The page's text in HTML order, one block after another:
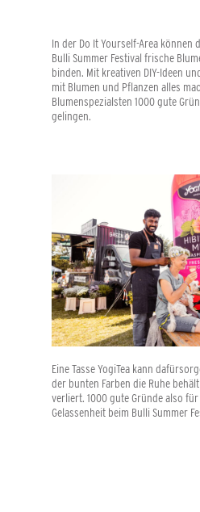
In der Do It Yourself-Area können
Bulli Summer Festival frische
binden. Mit kreativen DIY-Ideen
mit Blumen und Pflanzen alles
Blumenspezialsten 1000 gute
gelingen.
Eine Tasse YogiTea kann
der bunten Farben die Ruhe
verliert. 1000 gute Gründe also
Gelassenheit beim Bulli Summer